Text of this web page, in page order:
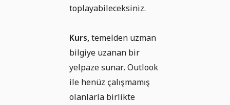
toplayabileceksiniz.
Kurs,temelden uzman
bilgiye uzanan bir
yelpaze sunar. Outlook
ile henüz çalışmamış
olanlarla birlikte